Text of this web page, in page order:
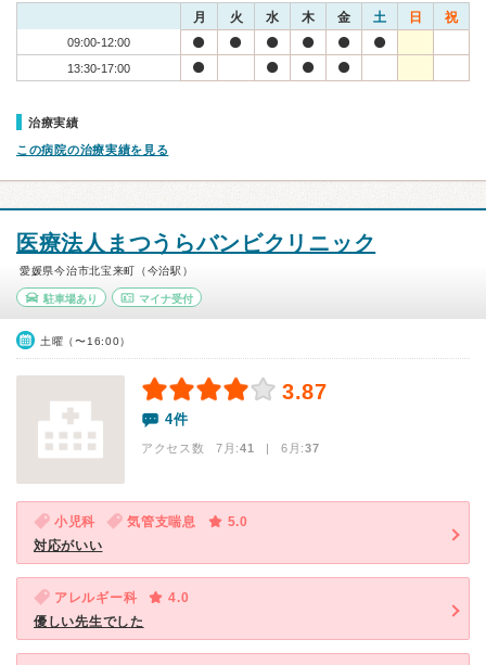
月 火 水 木 金 土 日 祝
09:00-12:00
13:30-17:00
治療実績
この病院の治療実績を見る
医療法人まつうらバンビクリニック
愛媛県今治市北宝来町（今治駅）
駐車場あり マイナ受付
土曜（〜16:00）
3.87
4件
アクセス数 7月:41 | 6月:37
小児科 気管支喘息
5.0
対応がいい
アレルギー科
4.0
優しい先生でした